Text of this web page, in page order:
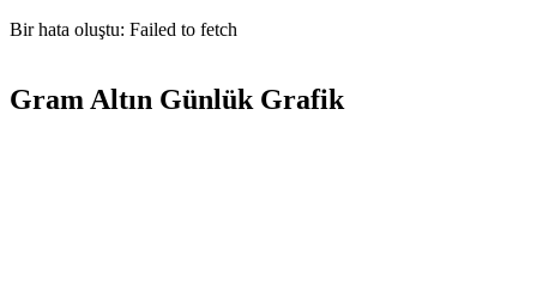
Bir hata oluştu: Failed to fetch
Gram Altın Günlük Grafik